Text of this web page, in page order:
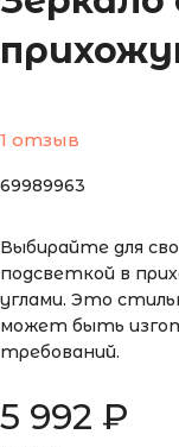
1 отзыв
69989963
Выбирайте для
подсветкой в
углами. Это
может быть
требований.
5 992 ₽